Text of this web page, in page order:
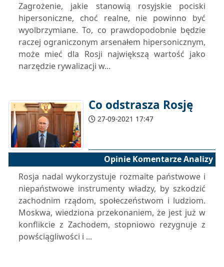
Zagrożenie, jakie stanowią rosyjskie pociski
hipersoniczne, choć realne, nie powinno być
wyolbrzymiane. To, co prawdopodobnie będzie
raczej ograniczonym arsenałem hipersonicznym,
może mieć dla Rosji największą wartość jako
narzędzie rywalizacji w...
Co odstrasza Rosję
27-09-2021 17:47
Opinie Komentarze Analizy
Rosja nadal wykorzystuje rozmaite państwowe i
niepaństwowe instrumenty władzy, by szkodzić
zachodnim rządom, społeczeństwom i ludziom.
Moskwa, wiedziona przekonaniem, że jest już w
konflikcie z Zachodem, stopniowo rezygnuje z
powściągliwości i ...